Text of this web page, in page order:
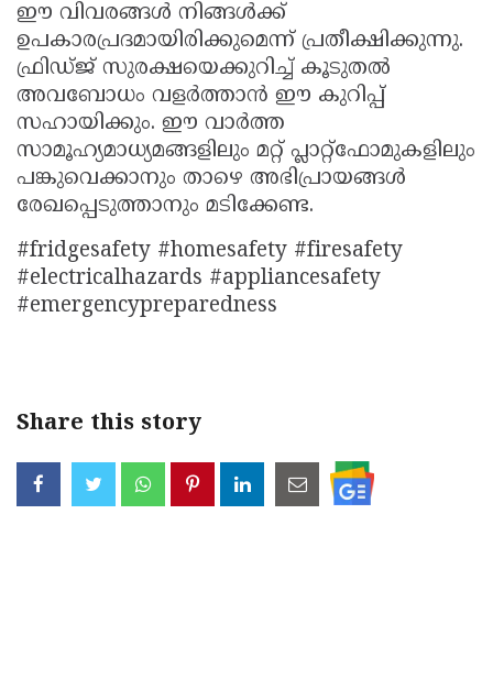
ഈ വിവരങ്ങൾ നിങ്ങൾക്ക്
ഉപകാരപ്രദമായിരിക്കുമെന്ന് പ്രതീക്ഷിക്കുന്നു.
ഫ്രിഡ്ജ് സുരക്ഷയെക്കുറിച്ച് കൂടുതൽ
അവബോധം വളർത്താൻ ഈ കുറിപ്പ്
സഹായിക്കും. ഈ വാർത്ത
സാമൂഹ്യമാധ്യമങ്ങളിലും മറ്റ് പ്ലാറ്റ്‌ഫോമുകളിലും
പങ്കുവെക്കാനും താഴെ അഭിപ്രായങ്ങൾ
രേഖപ്പെടുത്താനും മടിക്കേണ്ട.
#fridgesafety #homesafety #firesafety
#electricalhazards #appliancesafety
#emergencypreparedness
Share this story